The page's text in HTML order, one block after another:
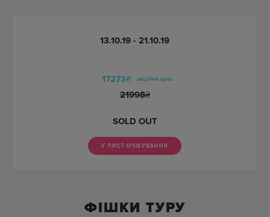
13.10.19 - 21.10.19
17273₴ акційна ціна
21998₴
SOLD OUT
У ЛИСТ ОЧІКУВАННЯ
ФІШКИ ТУРУ